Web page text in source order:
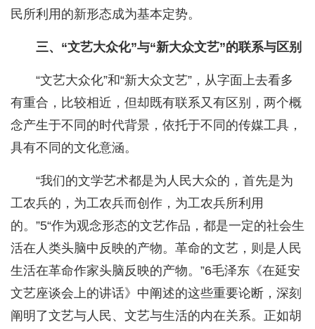
民所利用的新形态成为基本定势。
三、“文艺大众化”与“新大众文艺”的联系与区别
“文艺大众化”和“新大众文艺”，从字面上去看多
有重合，比较相近，但却既有联系又有区别，两个概
念产生于不同的时代背景，依托于不同的传媒工具，
具有不同的文化意涵。
“我们的文学艺术都是为人民大众的，首先是为
工农兵的，为工农兵而创作，为工农兵所利用
的。”5“作为观念形态的文艺作品，都是一定的社会生
活在人类头脑中反映的产物。革命的文艺，则是人民
生活在革命作家头脑反映的产物。”6毛泽东《在延安
文艺座谈会上的讲话》中阐述的这些重要论断，深刻
阐明了文艺与人民、文艺与生活的内在关系。正如胡